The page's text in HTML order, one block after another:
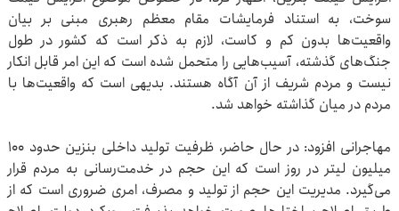
سوخت، به استناد فرمایشات مقام معظم رهبری مبنی بر بیان
واقعیت‌ها بدون کم و کاست، لازم به ذکر است که کشور در طول
جنگ‌های گذشته، آسیب‌هایی را متحمل شده است که این امر قابل انکار
نیست و مردم شریف از آن آگاه هستند. بدیهی است که واقعیت‌ها با
مردم در میان گذاشته خواهد شد.
مهاجرانی افزود: در حال حاضر، ظرفیت تولید داخلی بنزین حدود ۱۰۰
میلیون لیتر در روز است که این حجم در خدمت‌رسانی به مردم قرار
می‌گیرد. مدیریت این حجم از تولید و مصرف، امری ضروری است که از